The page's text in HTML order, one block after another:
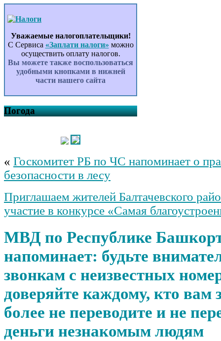
Уважаемые налогоплательщики!
С Сервиса «Заплати налоги» можно
осуществить оплату налогов.
Вы можете также воспользоваться
удобными кнопками в нижней
части нашего сайта
Погода
« Госкомитет РБ по ЧС напоминает о
безопасности в лесу
Приглашаем жителей Балтачевского
участие в конкурсе «Самая
МВД по Республике
напоминает: будьте
звонкам с неизвестных
доверяйте каждому, кто вам
более не переводите и не
деньги незнакомым людям